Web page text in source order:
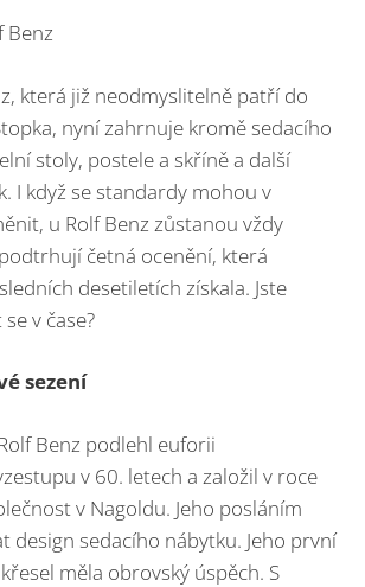
Benz
která již neodmyslitelně patří do
nyní zahrnuje kromě sedacího
stoly, postele a skříně a další
I když se standardy mohou v
u Rolf Benz zůstanou vždy
četná ocenění, která
desetiletích získala. Jste
v čase?
sezení
Benz podlehl euforii
v 60. letech a založil v roce
v Nagoldu. Jeho posláním
design sedacího nábytku. Jeho první
měla obrovský úspěch. S